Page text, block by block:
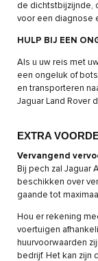
de dichtstbijzijnde,
voor een diagnose
HULP BIJ EEN
Als u uw reis met
een ongeluk of
en transporteren
Jaguar Land Rover
EXTRA
Vervangend
Bij pech zal Jaguar
beschikken over
gaande tot
Hou er rekening
voertuigen
huurvoorwaarden
bedrijf. Het kan zijn